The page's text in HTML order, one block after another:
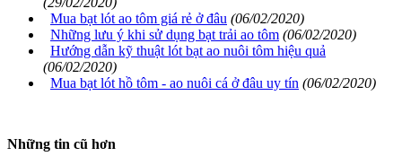
Mua bạt lót ao tôm giá rẻ ở đâu (06/02/2020)
Những lưu ý khi sử dụng bạt trải ao tôm (06/02/2020)
Hướng dẫn kỹ thuật lót bạt ao nuôi tôm hiệu quả
(06/02/2020)
Mua bạt lót hồ tôm - ao nuôi cá ở đâu uy tín (06/02/2020)
Những tin cũ hơn